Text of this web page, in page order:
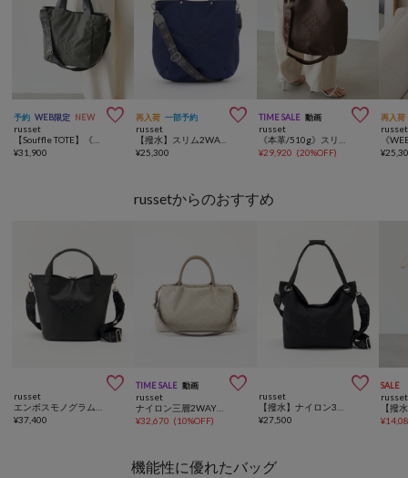
予約 WEB限定 NEW 
russet
¥31,900
再入荷 一部予約 
russet
¥25,300
TIME SALE 動画 
russet
¥29,920 (20%OFF)
再入荷
russet
¥
russetからのおすすめ

russet
¥37,400
TIME SALE 動画 
russet
¥32,670 (10%OFF)

russet
¥27,500
SALE
russet
¥
機能性に優れたバッグ